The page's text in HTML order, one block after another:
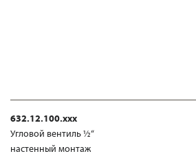
632.12.100.xxx
Угловой вентиль ½“
настенный монтаж